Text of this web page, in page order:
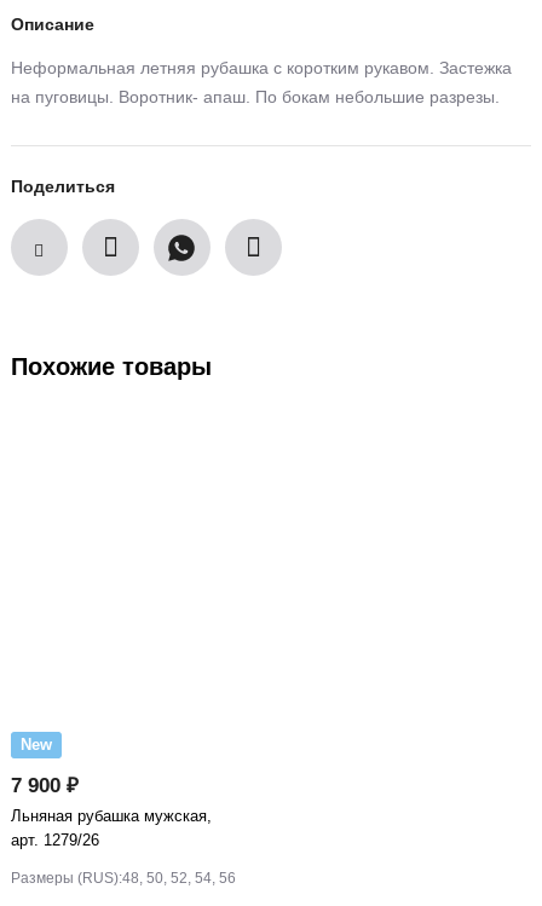
Описание
Неформальная летняя рубашка с коротким рукавом. Застежка
на пуговицы. Воротник- апаш. По бокам небольшие разрезы.
Поделиться
Похожие товары
New
7 900 ₽
Льняная рубашка мужская,
арт. 1279/26
Размеры (RUS):48, 50, 52, 54, 56